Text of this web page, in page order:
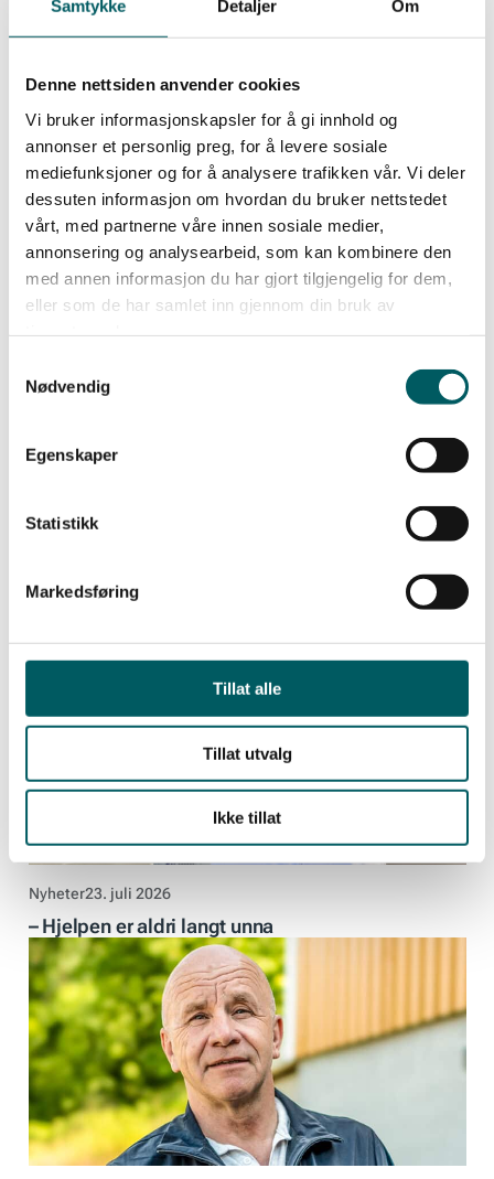
Samtykke Detaljer Om
Denne nettsiden anvender cookies
Vi bruker informasjonskapsler for å gi innhold og
annonser et personlig preg, for å levere sosiale
mediefunksjoner og for å analysere trafikken vår. Vi deler
dessuten informasjon om hvordan du bruker nettstedet
vårt, med partnerne våre innen sosiale medier,
annonsering og analysearbeid, som kan kombinere den
med annen informasjon du har gjort tilgjengelig for dem,
eller som de har samlet inn gjennom din bruk av
Nødvendig
Egenskaper
Statistikk
Markedsføring
Tillat alle
Tillat utvalg
Ikke tillat
Siste nyheter
Nyheter07. august 2026
Nyheter23. juli 2026
– Hjelpen er aldri langt unna